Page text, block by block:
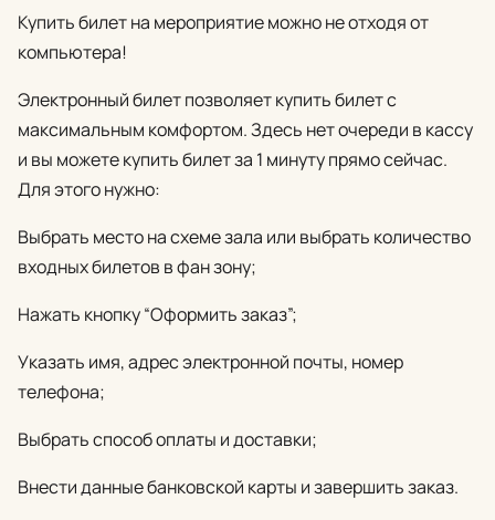
Купить билет на мероприятие можно не отходя от
компьютера!
Электронный билет позволяет купить билет с
максимальным комфортом. Здесь нет очереди в кассу
и вы можете купить билет за 1 минуту прямо сейчас.
Для этого нужно:
Выбрать место на схеме зала или выбрать количество
входных билетов в фан зону;
Нажать кнопку “Оформить заказ”;
Указать имя, адрес электронной почты, номер
телефона;
Выбрать способ оплаты и доставки;
Внести данные банковской карты и завершить заказ.